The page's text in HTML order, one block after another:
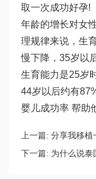
取一次成功好孕!
年龄的增长对女
理规律来说，生
慢下降，35岁以
生育能力是25岁
44岁以后约有
婴儿成功率 帮助
上一篇: 分享我移植
下一篇: 为什么说泰